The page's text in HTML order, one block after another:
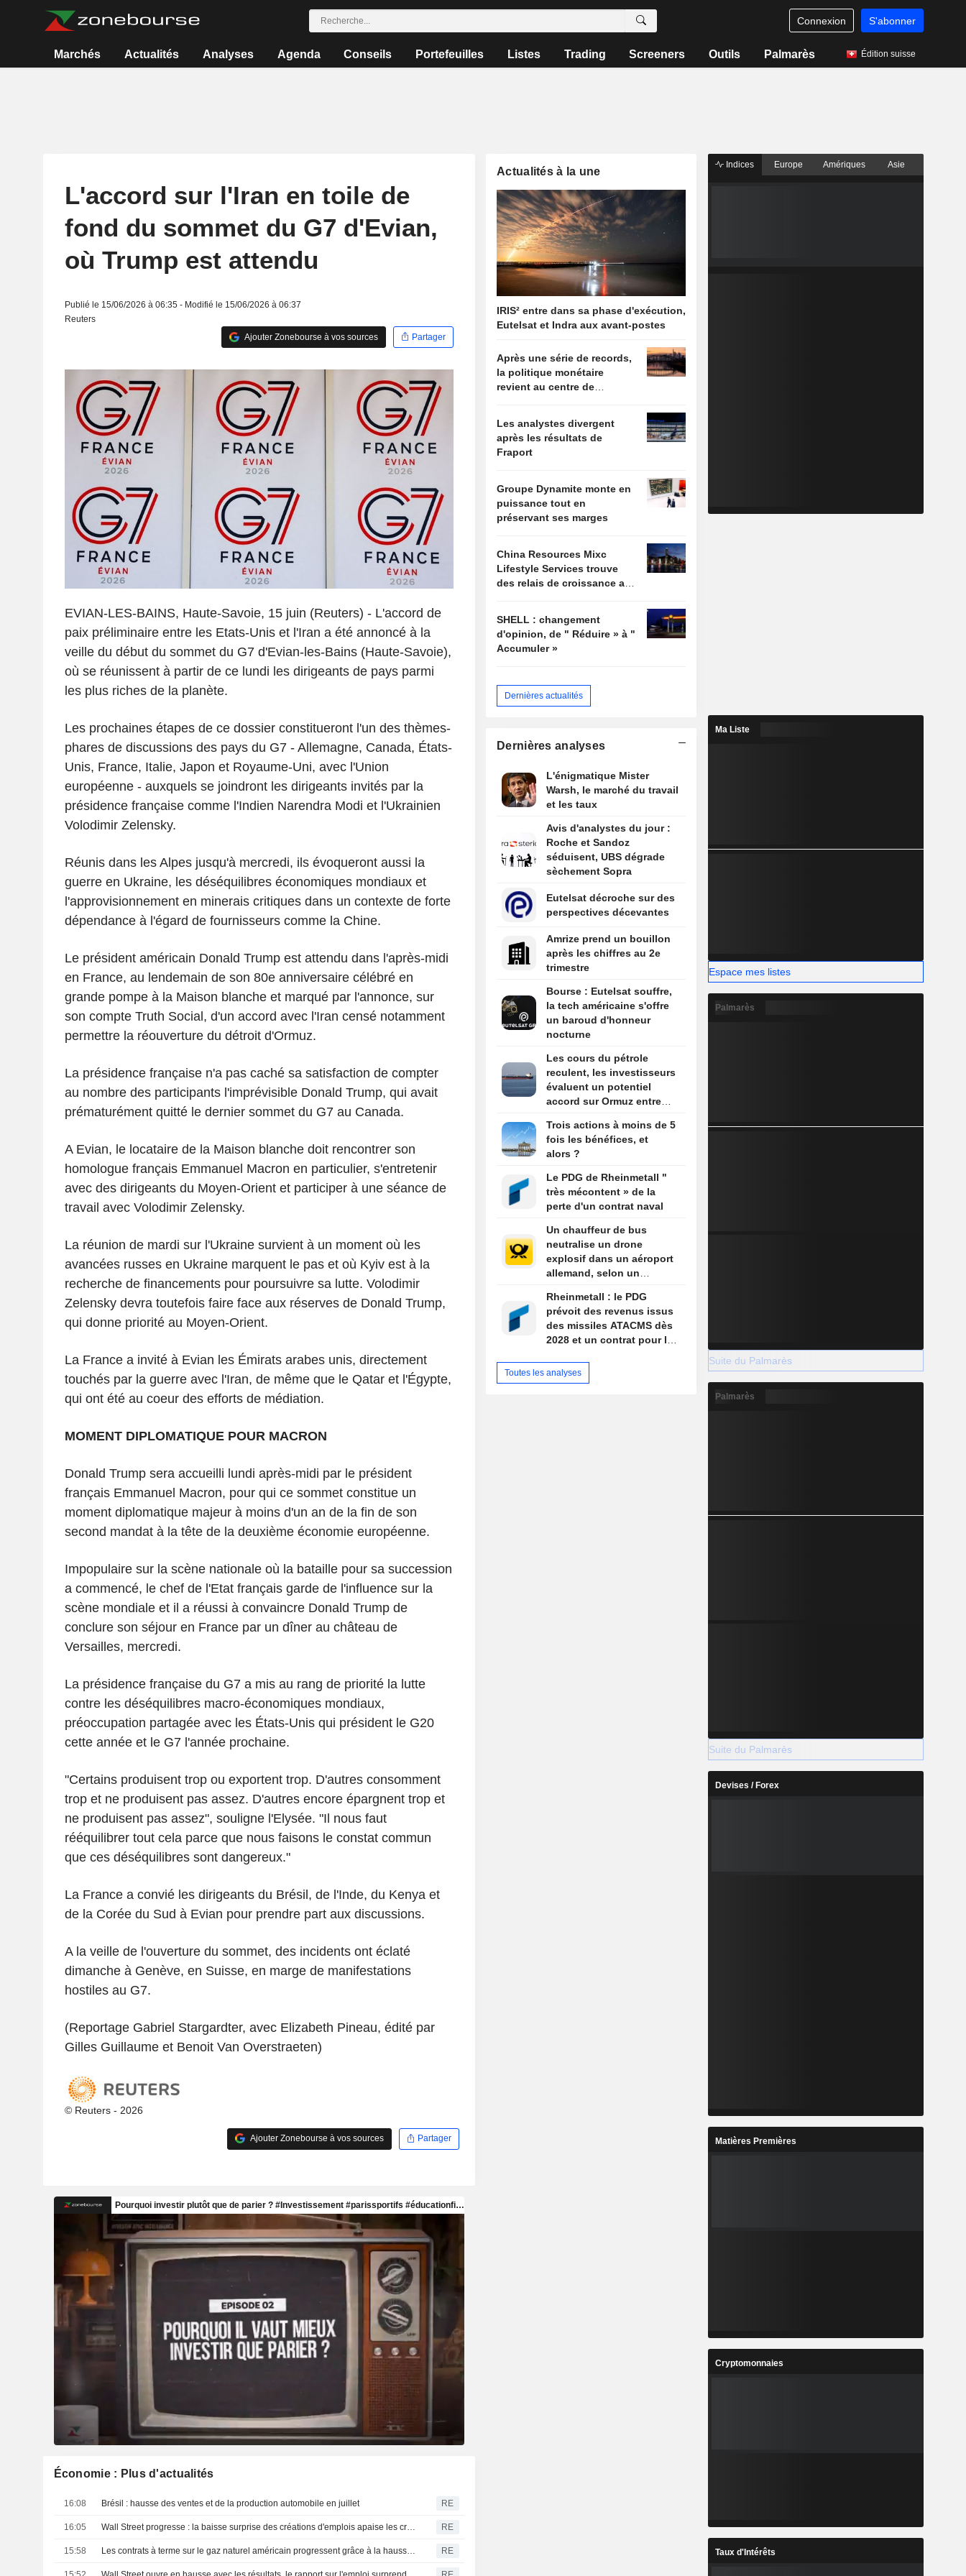
Connexion S'abonner
Marchés Actualités Analyses Agenda Conseils Portefeuilles Listes Trading Screeners Outils Palmarès Édition suisse
L'accord sur l'Iran en toile de
fond du sommet du G7 d'Evian,
où Trump est attendu
Publié le 15/06/2026 à 06:35 - Modifié le 15/06/2026 à 06:37
Reuters
Ajouter Zonebourse à vos sources
Partager
EVIAN-LES-BAINS, Haute-Savoie, 15 juin (Reuters) - L'accord de
paix préliminaire entre les Etats-Unis et l'Iran a été annoncé à la
veille du début du sommet du G7 d'Evian-les-Bains (Haute-Savoie),
où se réunissent à partir de ce lundi les dirigeants de pays parmi
les plus riches de la planète.
Les prochaines étapes de ce dossier constitueront l'un des thèmes-
phares de discussions des pays du G7 - Allemagne, Canada, États-
Unis, France, Italie, Japon et Royaume-Uni, avec l'Union
européenne - auxquels se joindront les dirigeants invités par la
présidence française comme l'Indien Narendra Modi et l'Ukrainien
Volodimir Zelensky.
Réunis dans les Alpes jusqu'à mercredi, ils évoqueront aussi la
guerre en Ukraine, les déséquilibres économiques mondiaux et
l'approvisionnement en minerais critiques dans un contexte de forte
dépendance à l'égard de fournisseurs comme la Chine.
Le président américain Donald Trump est attendu dans l'après-midi
en France, au lendemain de son 80e anniversaire célébré en
grande pompe à la Maison blanche et marqué par l'annonce, sur
son compte Truth Social, d'un accord avec l'Iran censé notamment
permettre la réouverture du détroit d'Ormuz.
La présidence française n'a pas caché sa satisfaction de compter
au nombre des participants l'imprévisible Donald Trump, qui avait
prématurément quitté le dernier sommet du G7 au Canada.
A Evian, le locataire de la Maison blanche doit rencontrer son
homologue français Emmanuel Macron en particulier, s'entretenir
avec des dirigeants du Moyen-Orient et participer à une séance de
travail avec Volodimir Zelensky.
La réunion de mardi sur l'Ukraine survient à un moment où les
avancées russes en Ukraine marquent le pas et où Kyiv est à la
recherche de financements pour poursuivre sa lutte. Volodimir
Zelensky devra toutefois faire face aux réserves de Donald Trump,
qui donne priorité au Moyen-Orient.
La France a invité à Evian les Émirats arabes unis, directement
touchés par la guerre avec l'Iran, de même que le Qatar et l'Égypte,
qui ont été au coeur des efforts de médiation.
MOMENT DIPLOMATIQUE POUR MACRON
Donald Trump sera accueilli lundi après-midi par le président
français Emmanuel Macron, pour qui ce sommet constitue un
moment diplomatique majeur à moins d'un an de la fin de son
second mandat à la tête de la deuxième économie européenne.
Impopulaire sur la scène nationale où la bataille pour sa succession
a commencé, le chef de l'Etat français garde de l'influence sur la
scène mondiale et il a réussi à convaincre Donald Trump de
conclure son séjour en France par un dîner au château de
Versailles, mercredi.
La présidence française du G7 a mis au rang de priorité la lutte
contre les déséquilibres macro-économiques mondiaux,
préoccupation partagée avec les États-Unis qui président le G20
cette année et le G7 l'année prochaine.
"Certains produisent trop ou exportent trop. D'autres consomment
trop et ne produisent pas assez. D'autres encore épargnent trop et
ne produisent pas assez", souligne l'Elysée. "Il nous faut
rééquilibrer tout cela parce que nous faisons le constat commun
que ces déséquilibres sont dangereux."
La France a convié les dirigeants du Brésil, de l'Inde, du Kenya et
de la Corée du Sud à Evian pour prendre part aux discussions.
A la veille de l'ouverture du sommet, des incidents ont éclaté
dimanche à Genève, en Suisse, en marge de manifestations
hostiles au G7.
(Reportage Gabriel Stargardter, avec Elizabeth Pineau, édité par
Gilles Guillaume et Benoit Van Overstraeten)
© Reuters - 2026
Ajouter Zonebourse à vos sources Partager
Économie : Plus d'actualités
16:08 Brésil : hausse des ventes et de la production automobile en juillet RE
16:05 RE
15:58 RE
Actualités à la une
IRIS² entre dans sa phase d'exécution,
Eutelsat et Indra aux avant-postes
Après une série de records,
la politique monétaire
revient au centre de
Les analystes divergent
après les résultats de
Fraport
Groupe Dynamite monte en
puissance tout en
préservant ses marges
China Resources Mixc
Lifestyle Services trouve
des relais de croissance au-
SHELL : changement
d'opinion, de " Réduire » à "
Accumuler »
Dernières actualités
Dernières analyses
L'énigmatique Mister
Warsh, le marché du travail
et les taux
Avis d'analystes du jour :
Roche et Sandoz
séduisent, UBS dégrade
sèchement Sopra
Eutelsat décroche sur des
perspectives décevantes
Amrize prend un bouillon
après les chiffres au 2e
trimestre
Bourse : Eutelsat souffre,
la tech américaine s'offre
un baroud d'honneur
nocturne
Les cours du pétrole
reculent, les investisseurs
évaluent un potentiel
accord sur Ormuz entre
Trois actions à moins de 5
fois les bénéfices, et
alors ?
Le PDG de Rheinmetall "
très mécontent » de la
perte d'un contrat naval
Un chauffeur de bus
neutralise un drone
explosif dans un aéroport
allemand, selon un
Rheinmetall : le PDG
prévoit des revenus issus
des missiles ATACMS dès
2028 et un contrat pour le
Toutes les analyses
Indices Europe Amériques Asie
Ma Liste
Espace mes listes
Palmarès
Suite du Palmarès
Palmarès
Suite du Palmarès
Devises / Forex
Matières Premières
Cryptomonnaies
Taux d'Intérêts